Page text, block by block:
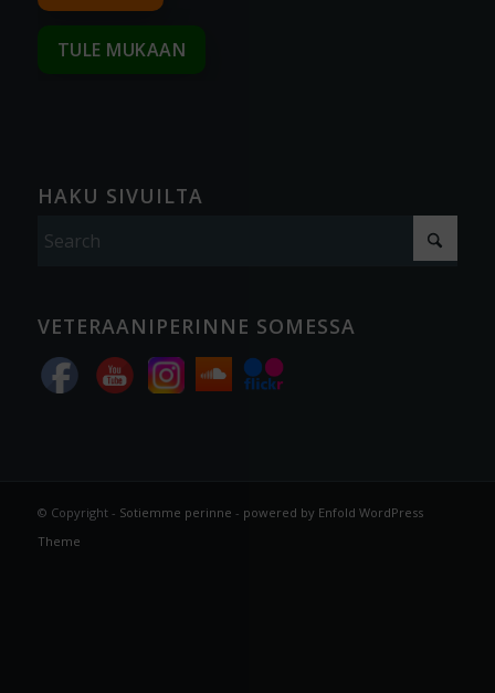
TULE MUKAAN
HAKU SIVUILTA
VETERAANIPERINNE SOMESSA
© Copyright - Sotiemme perinne - powered by Enfold WordPress
Theme